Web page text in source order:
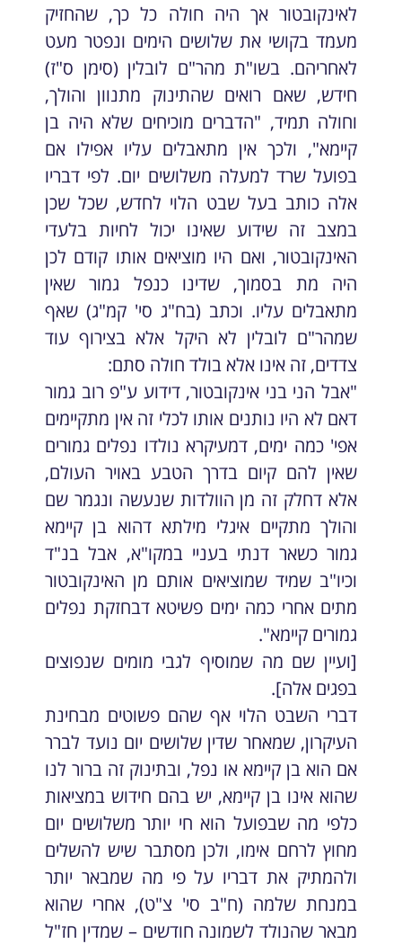
לאינקובטור אך היה חולה כל כך, שהחזיק
מעמד בקושי את שלושים הימים ונפטר מעט
לאחריהם. בשו"ת מהר"ם לובלין (סימן ס"ז)
חידש, שאם רואים שהתינוק מתנוון והולך,
וחולה תמיד, "הדברים מוכיחים שלא היה בן
קיימא", ולכך אין מתאבלים עליו אפילו אם
בפועל שרד למעלה משלושים יום. לפי דבריו
אלה כותב בעל שבט הלוי לחדש, שכל שכן
במצב זה שידוע שאינו יכול לחיות בלעדי
האינקובטור, ואם היו מוציאים אותו קודם לכן
היה מת בסמוך, שדינו כנפל גמור שאין
מתאבלים עליו. וכתב (בח"ג סי' קמ"ג) שאף
שמהר"ם לובלין לא היקל אלא בצירוף עוד
צדדים, זה אינו אלא בולד חולה סתם:
"אבל הני בני אינקובטור, דידוע ע"פ רוב גמור
דאם לא היו נותנים אותו לכלי זה אין מתקיימים
אפי' כמה ימים, דמעיקרא נולדו נפלים גמורים
שאין להם קיום בדרך הטבע באויר העולם,
אלא דחלק זה מן הוולדות שנעשה ונגמר שם
והולך מתקיים איגלי מילתא דהוא בן קיימא
גמור כשאר דנתי בעניי במקו"א, אבל בנ"ד
וכיו"ב שמיד שמוציאים אותם מן האינקובטור
מתים אחרי כמה ימים פשיטא דבחזקת נפלים
גמורים קיימא".
[ועיין שם מה שמוסיף לגבי מומים שנפוצים
בפגים אלה].
דברי השבט הלוי אף שהם פשוטים מבחינת
העיקרון, שמאחר שדין שלושים יום נועד לברר
אם הוא בן קיימא או נפל, ובתינוק זה ברור לנו
שהוא אינו בן קיימא, יש בהם חידוש במציאות
כלפי מה שבפועל הוא חי יותר משלושים יום
מחוץ לרחם אימו, ולכן מסתבר שיש להשלים
ולהמתיק את דבריו על פי מה שמבאר יותר
במנחת שלמה (ח"ב סי' צ"ט), אחרי שהוא
מבאר שהנולד לשמונה חודשים – שמדין חז"ל